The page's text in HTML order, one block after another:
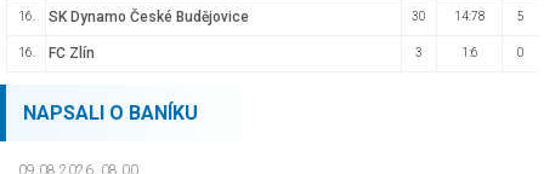
16. SK Dynamo České Budějovice 30 14:78 5
16. FC Zlín 3 1:6 0
NAPSALI O BANÍKU
09.08.2026, 08.00